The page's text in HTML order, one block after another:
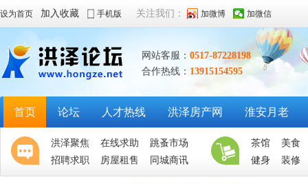
设为首页 加入收藏 手机版 关注我们： 加微博 加微信
网站客服： 0517-87228198
合作热线： 13915154595
首页 论坛 人才热线 洪泽房产网 淮安月老
洪泽聚焦 在线求助
跳蚤市场
招聘求职
房屋租售 同城商讯
茶馆
美食
健身
装修